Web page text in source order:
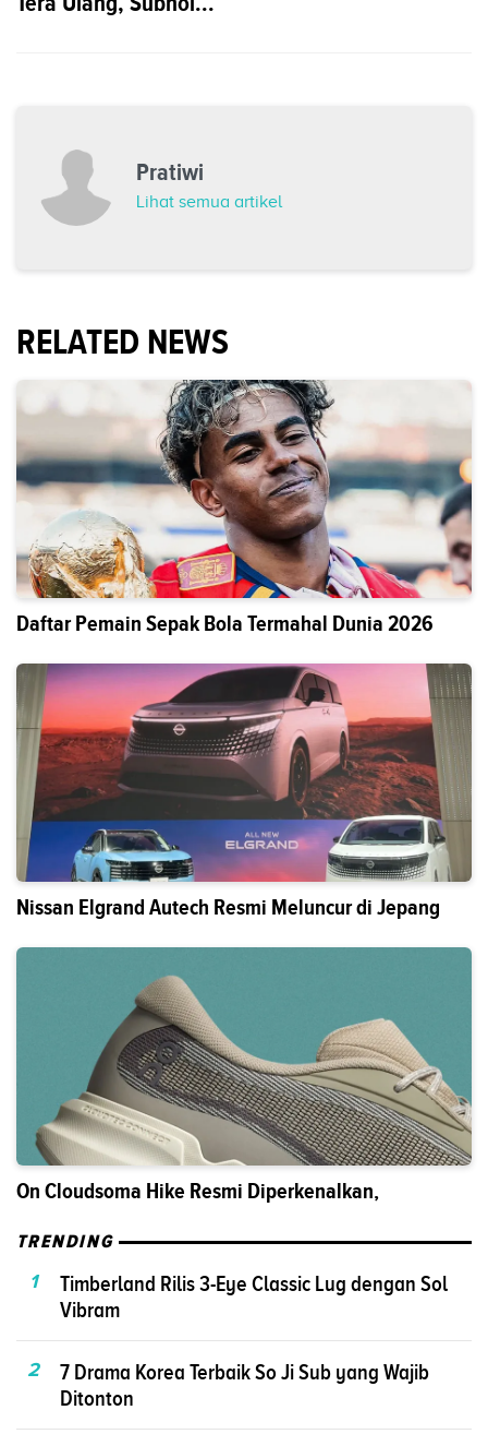
Pratiwi
Lihat semua artikel
RELATED NEWS
Daftar Pemain Sepak Bola Termahal Dunia 2026
Nissan Elgrand Autech Resmi Meluncur di Jepang
On Cloudsoma Hike Resmi Diperkenalkan,
TRENDING
1
Timberland Rilis 3-Eye Classic Lug dengan Sol
Vibram
2
7 Drama Korea Terbaik So Ji Sub yang Wajib
Ditonton